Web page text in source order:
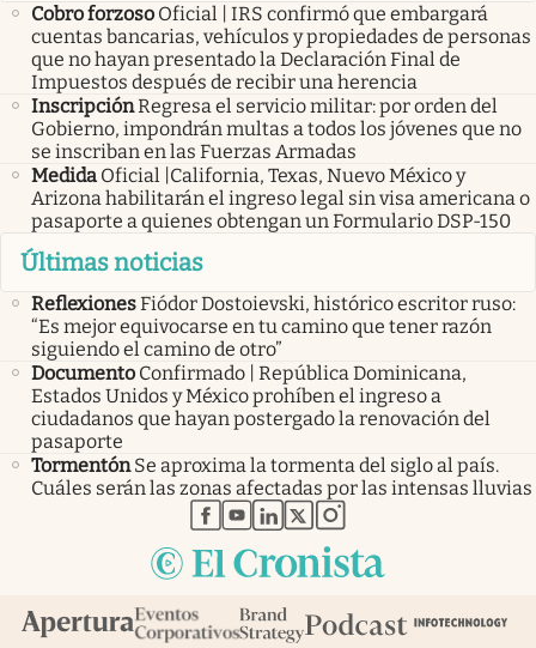
Cobro forzoso Oficial | IRS confirmó que embargará
cuentas bancarias, vehículos y propiedades de personas
que no hayan presentado la Declaración Final de
Impuestos después de recibir una herencia
InscripciónRegresa el servicio militar: por orden del
Gobierno, impondrán multas a todos los jóvenes que no
se inscriban en las Fuerzas Armadas
Medida Oficial |California, Texas, Nuevo México y
Arizona habilitarán el ingreso legal sin visa americana o
pasaporte a quienes obtengan un Formulario DSP-150
Últimas noticias
ReflexionesFiódor Dostoievski, histórico escritor ruso:
“Es mejor equivocarse en tu camino que tener razón
siguiendo el camino de otro”
Documento Confirmado | República Dominicana,
Estados Unidos y México prohíben el ingreso a
ciudadanos que hayan postergado la renovación del
pasaporte
Tormentón Se aproxima la tormenta del siglo al país.
Cuáles serán las zonas afectadas por las intensas lluvias
abre en nueva pestaña
abre en nueva pestaña
abre en nueva pestaña
abre en nueva pestaña
abre en nueva pestaña